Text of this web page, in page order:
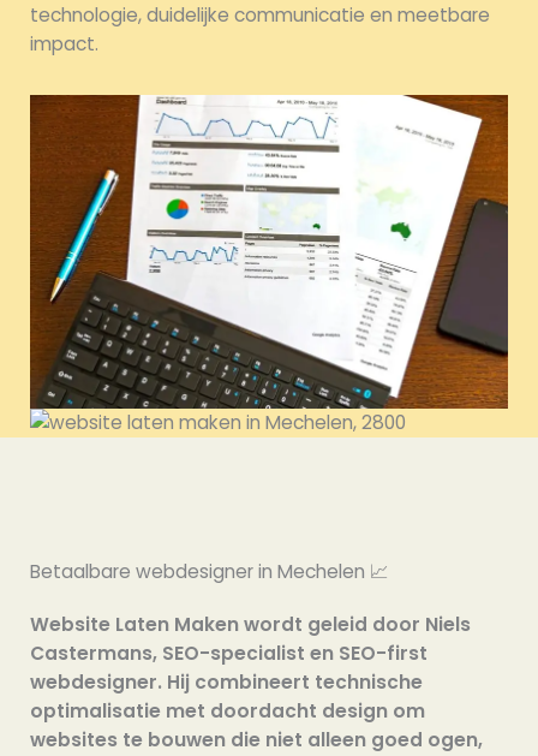
technologie, duidelijke communicatie en meetbare
impact.
Betaalbare webdesigner in Mechelen 📈
Website Laten Maken wordt geleid door Niels
Castermans, SEO-specialist en SEO-first
webdesigner. Hij combineert technische
optimalisatie met doordacht design om
websites te bouwen die niet alleen goed ogen,